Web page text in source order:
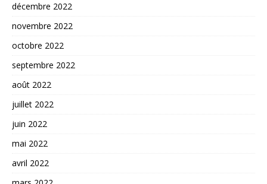
décembre 2022
novembre 2022
octobre 2022
septembre 2022
août 2022
juillet 2022
juin 2022
mai 2022
avril 2022